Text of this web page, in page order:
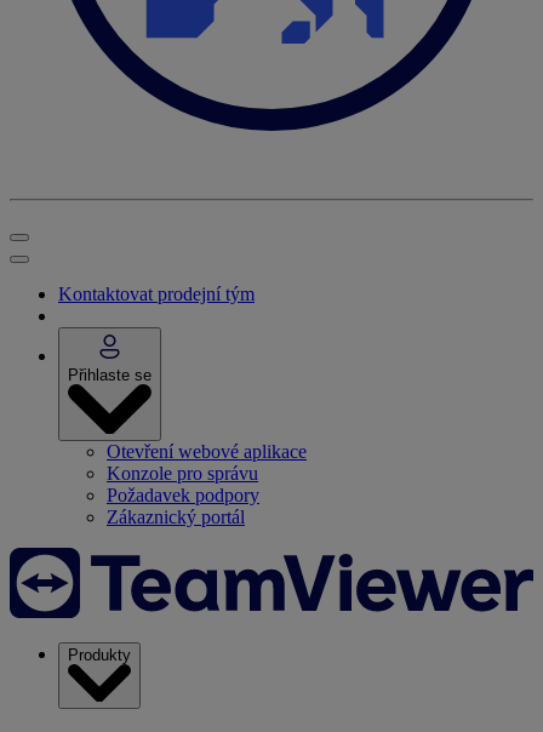
Kontaktovat prodejní tým
Přihlaste se
Otevření webové aplikace
Konzole pro správu
Požadavek podpory
Zákaznický portál
Produkty